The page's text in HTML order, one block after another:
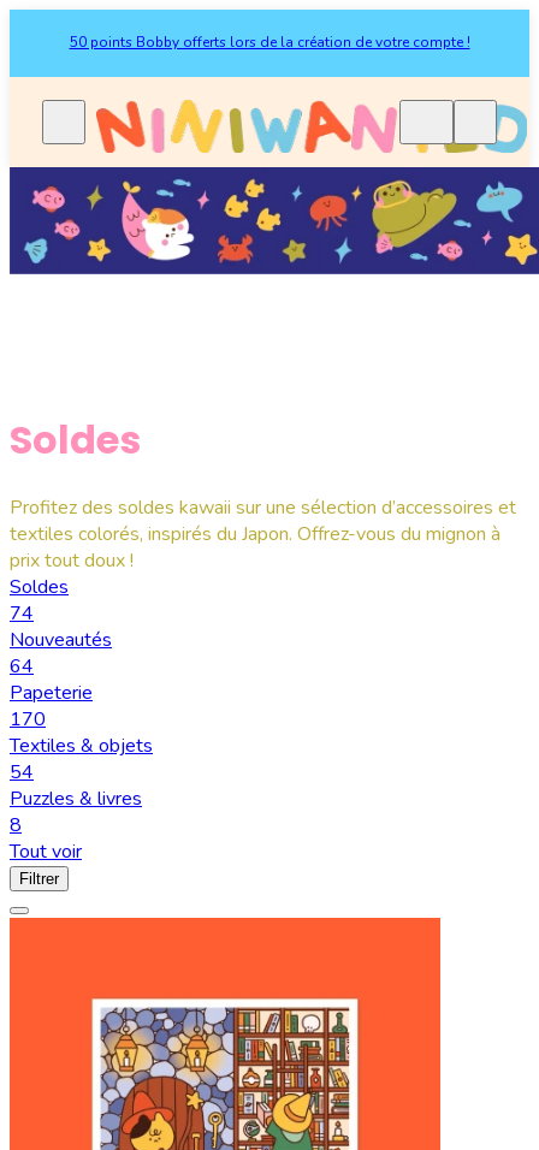
50 points Bobby offerts lors de la création de votre compte !
Soldes
Profitez des soldes kawaii sur une sélection d’accessoires et
textiles colorés, inspirés du Japon. Offrez-vous du mignon à
prix tout doux !
Soldes
74
Nouveautés
64
Papeterie
170
Textiles & objets
54
Puzzles & livres
8
Tout voir
Filtrer